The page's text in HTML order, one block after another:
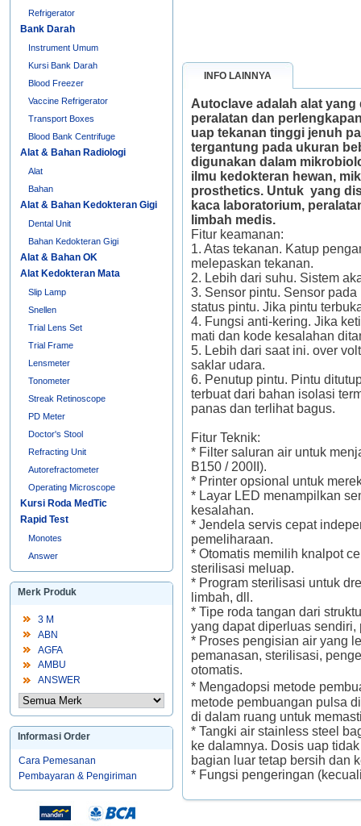
Refrigerator
Bank Darah
Instrument Umum
Kursi Bank Darah
Blood Freezer
Vaccine Refrigerator
Transport Boxes
Blood Bank Centrifuge
Alat & Bahan Radiologi
Alat
Bahan
Alat & Bahan Kedokteran Gigi
Dental Unit
Bahan Kedokteran Gigi
Alat & Bahan OK
Alat Kedokteran Mata
Slip Lamp
Snellen
Trial Lens Set
Trial Frame
Lensmeter
Tonometer
Streak Retinoscope
PD Meter
Doctor's Stool
Refracting Unit
Autorefractometer
Operating Microscope
Kursi Roda MedTic
Rapid Test
Monotes
Answer
Merk Produk
3 M
ABN
AGFA
AMBU
ANSWER
Informasi Order
Cara Pemesanan
Pembayaran & Pengiriman
INFO LAINNYA
Autoclave adalah alat
peralatan dan
uap tekanan tinggi jenuh
tergantung pada ukuran
digunakan dalam
ilmu kedokteran hewan,
prosthetics. Untuk yang
kaca laboratorium,
limbah medis.
Fitur keamanan:
1. Atas tekanan. Katup
melepaskan tekanan.
2. Lebih dari suhu. Sistem
3. Sensor pintu. Sensor
status pintu. Jika pintu
4. Fungsi anti-kering. Jika
mati dan kode kesalahan
5. Lebih dari saat ini. over
saklar udara.
6. Penutup pintu. Pintu
terbuat dari bahan isolasi
panas dan terlihat bagus.
Fitur Teknik:
* Filter saluran air untuk
B150 / 200II).
* Printer opsional untuk
* Layar LED menampilkan
kesalahan.
* Jendela servis cepat
pemeliharaan.
* Otomatis memilih knalpot
sterilisasi meluap.
* Program sterilisasi untuk
limbah, dll.
* Tipe roda tangan dari
yang dapat diperluas
* Proses pengisian air yang
pemanasan, sterilisasi,
otomatis.
* Mengadopsi metode
metode pembuangan pulsa
di dalam ruang untuk
* Tangki air stainless steel
ke dalamnya. Dosis uap
bagian luar tetap bersih dan
* Fungsi pengeringan